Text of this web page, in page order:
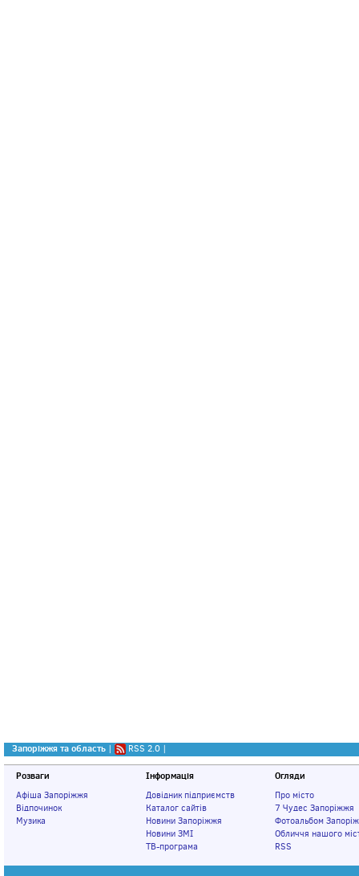
Запоріжжя та область | RSS 2.0 |
Розваги
Афіша Запоріжжя
Відпочинок
Музика
Інформація
Довідник підприємств
Каталог сайтів
Новини Запоріжжя
Новини ЗМІ
ТВ-програма
Огляди
Про місто
7 Чудес Запоріжжя
Фотоальбом
Обличчя нашого
RSS